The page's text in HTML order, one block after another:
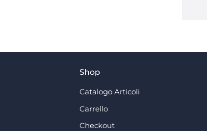
Shop
Catalogo Articoli
Carrello
Checkout